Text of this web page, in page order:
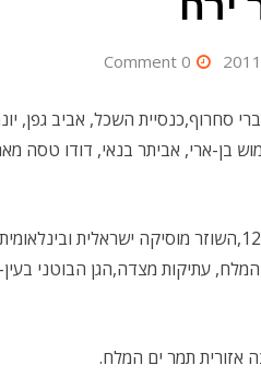
0 Comment
סחרוף,כנסיית השכל, אביב גפן,
בן-ארי, אביתר בנאי, דודו טסה
כל אלו ועוד,יככבו בפסטיבל תמר ה- 12,השוזר מוסיקה
עתיקות מצדה,הגן הבוטני